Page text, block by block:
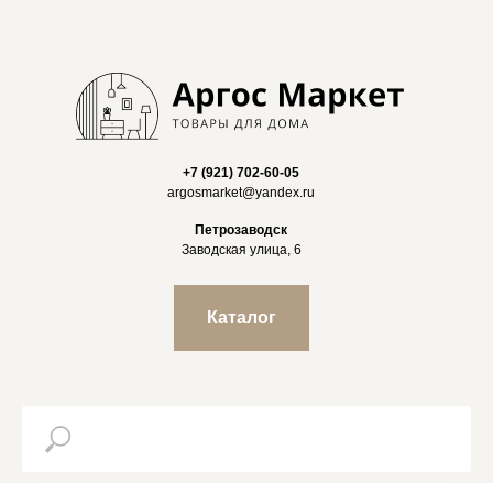
+7 (921) 702-60-05
argosmarket@yandex.ru
Петрозаводск
Заводская улица, 6
Каталог